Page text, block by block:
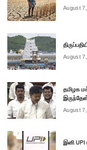
August
August
தமிழக
August
இனி